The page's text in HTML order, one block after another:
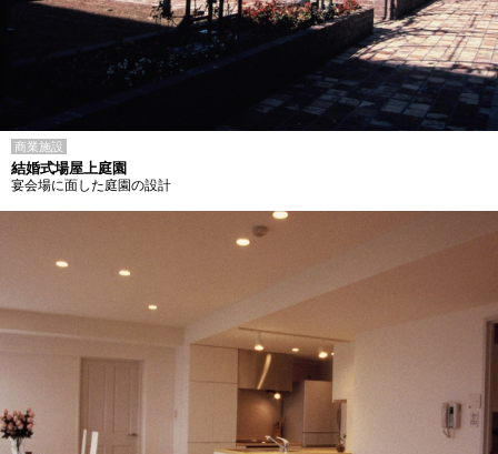
商業施設
結婚式場屋上庭園
宴会場に面した庭園の設計